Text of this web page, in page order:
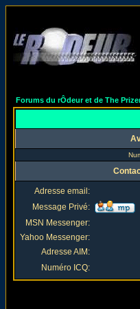
Forums du rÔdeur et de The
Adresse email:
Message Privé:
MSN Messenger:
Yahoo Messenger:
Adresse AIM:
Numéro ICQ: